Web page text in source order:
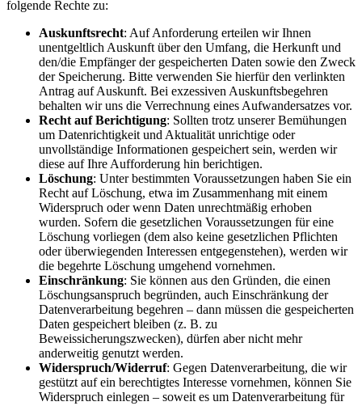
folgende Rechte zu:
Auskunftsrecht: Auf Anforderung erteilen wir Ihnen
unentgeltlich Auskunft über den Umfang, die Herkunft und
den/die Empfänger der gespeicherten Daten sowie den Zweck
der Speicherung. Bitte verwenden Sie hierfür den verlinkten
Antrag auf Auskunft. Bei exzessiven Auskunftsbegehren
behalten wir uns die Verrechnung eines Aufwandersatzes vor.
Recht auf Berichtigung: Sollten trotz unserer Bemühungen
um Datenrichtigkeit und Aktualität unrichtige oder
unvollständige Informationen gespeichert sein, werden wir
diese auf Ihre Aufforderung hin berichtigen.
Löschung: Unter bestimmten Voraussetzungen haben Sie ein
Recht auf Löschung, etwa im Zusammenhang mit einem
Widerspruch oder wenn Daten unrechtmäßig erhoben
wurden. Sofern die gesetzlichen Voraussetzungen für eine
Löschung vorliegen (dem also keine gesetzlichen Pflichten
oder überwiegenden Interessen entgegenstehen), werden wir
die begehrte Löschung umgehend vornehmen.
Einschränkung: Sie können aus den Gründen, die einen
Löschungsanspruch begründen, auch Einschränkung der
Datenverarbeitung begehren – dann müssen die gespeicherten
Daten gespeichert bleiben (z. B. zu
Beweissicherungszwecken), dürfen aber nicht mehr
anderweitig genutzt werden.
Widerspruch/Widerruf: Gegen Datenverarbeitung, die wir
gestützt auf ein berechtigtes Interesse vornehmen, können Sie
Widerspruch einlegen – soweit es um Datenverarbeitung für